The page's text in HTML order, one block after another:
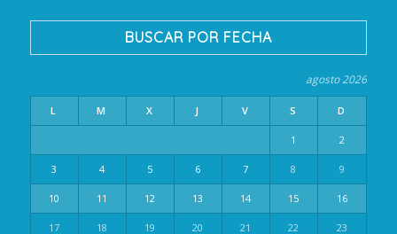
BUSCAR POR FECHA
agosto 2026
L M X J V S D
1 2
3 4 5 6 7 8 9
10 11 12 13 14 15 16
17 18 19 20 21 22 23